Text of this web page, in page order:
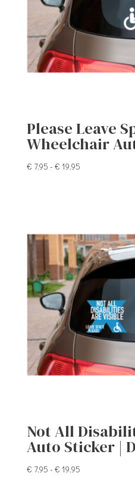
Please Leave
Wheelchair
€ 7,95 - € 19,95Prijsklasse:
Not All
Auto Sticker |
€ 7,95 - € 19,95Prijsklasse: